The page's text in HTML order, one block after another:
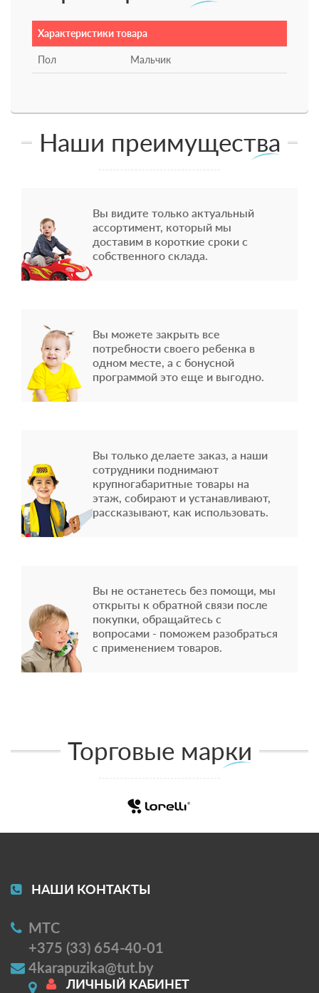
Характеристики товара
Пол Мальчик
Наши преимущества
Вы видите только актуальный
ассортимент, который мы
доставим в короткие сроки с
собственного склада.
Вы можете закрыть все
потребности своего ребенка в
одном месте, а с бонусной
программой это еще и выгодно.
Вы только делаете заказ, а наши
сотрудники поднимают
крупногабаритные товары на
этаж, собирают и устанавливают,
рассказывают, как использовать.
Вы не останетесь без помощи, мы
открыты к обратной связи после
покупки, обращайтесь с
вопросами - поможем разобраться
с применением товаров.
Торговые марки
НАШИ КОНТАКТЫ
МТС
+375 (33) 654-40-01
4karapuzika@tut.by
ЛИЧНЫЙ КАБИНЕТ